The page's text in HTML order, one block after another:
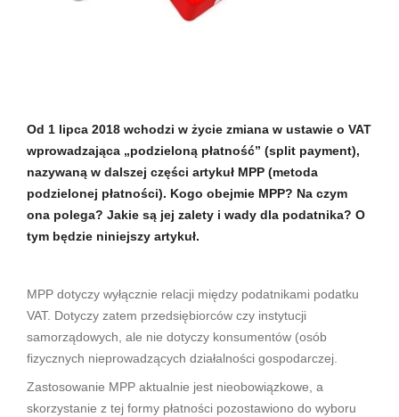
Od 1 lipca 2018 wchodzi w życie zmiana w ustawie o VAT
wprowadzająca „podzieloną płatność” (split payment),
nazywaną w dalszej części artykuł MPP (metoda
podzielonej płatności). Kogo obejmie MPP? Na czym
ona polega? Jakie są jej zalety i wady dla podatnika? O
tym będzie niniejszy artykuł.
MPP dotyczy wyłącznie relacji między podatnikami podatku
VAT. Dotyczy zatem przedsiębiorców czy instytucji
samorządowych, ale nie dotyczy konsumentów (osób
fizycznych nieprowadzących działalności gospodarczej.
Zastosowanie MPP aktualnie jest nieobowiązkowe, a
skorzystanie z tej formy płatności pozostawiono do wyboru